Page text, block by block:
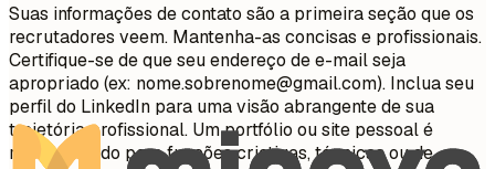
Suas informações de contato são a primeira seção que os
recrutadores veem. Mantenha-as concisas e profissionais.
Certifique-se de que seu endereço de e-mail seja
apropriado (ex: nome.sobrenome@gmail.com). Inclua seu
perfil do LinkedIn para uma visão abrangente de sua
trajetória profissional. Um portfólio ou site pessoal é
recomendado para funções criativas, técnicas ou de